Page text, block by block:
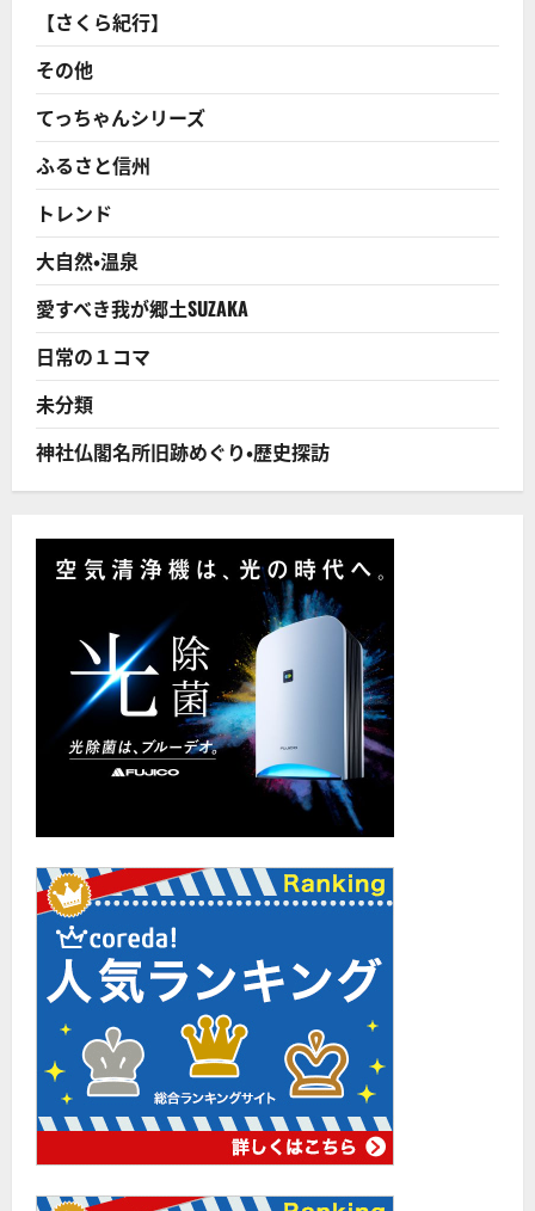
待
ち…
公
認
か
ら
６
０
年！
1
違
い
が
半
世
紀
以
上
引
く！
に
い
に
読
【さくら紀行】
その他
てっちゃんシリーズ
ふるさと信州
トレンド
大自然・温泉
愛すべき我が郷土SUZAKA
日常の１コマ
未分類
神社仏閣名所旧跡めぐり・歴史探訪